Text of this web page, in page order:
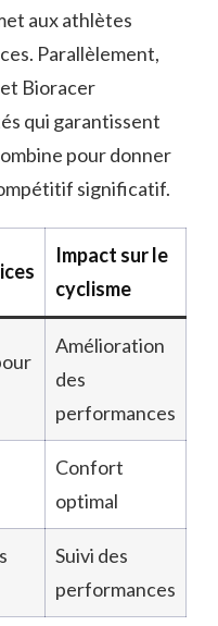
aux athlètes
Parallèlement,
Bioracer
qui garantissent
pour donner
significatif.
Impact sur le
cyclisme
Amélioration
des
performances
Confort
optimal
Suivi des
performances